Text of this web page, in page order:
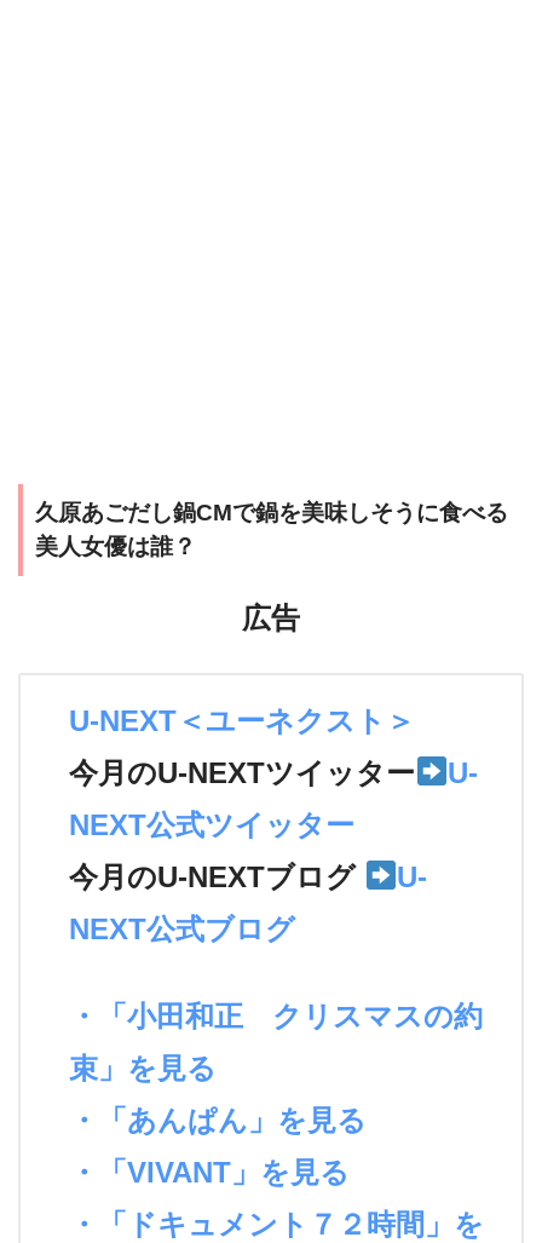
久原あごだし鍋CMで鍋を美味しそうに食べる
美人女優は誰？
広告
U-NEXT＜ユーネクスト＞
今月のU-NEXTツイッター
U-
NEXT公式ツイッター
今月のU-NEXTブログ
U-
NEXT公式ブログ
・「小田和正 クリスマスの約
束」を見る
・「あんぱん」を見る
・「VIVANT」を見る
・「ドキュメント７２時間」を